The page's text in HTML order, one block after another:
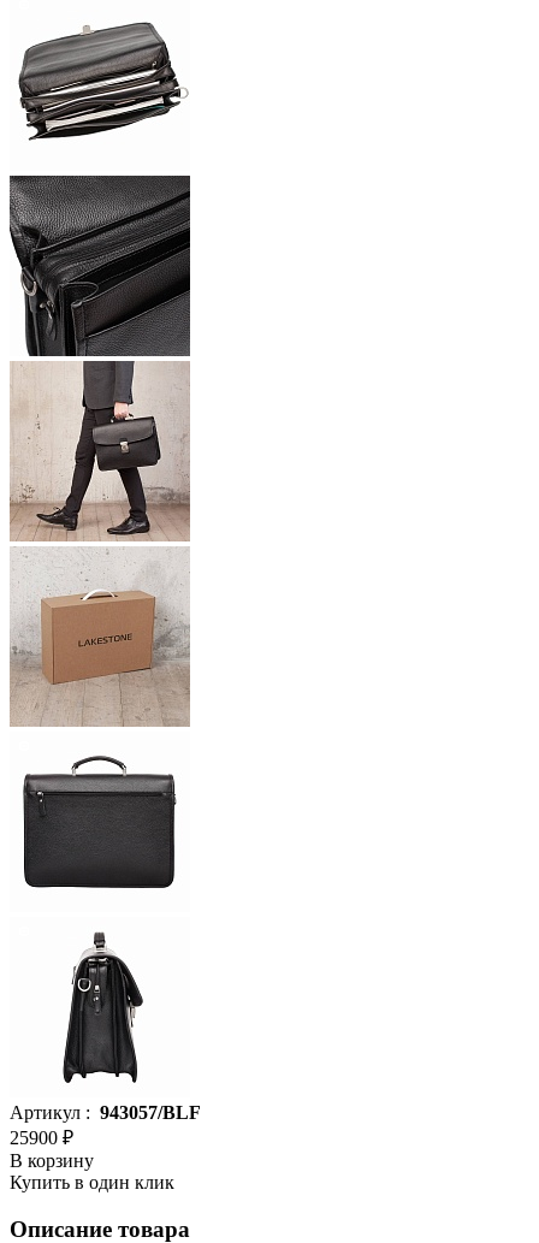
Артикул : 943057/BLF
25900 ₽
В корзину
Купить в один клик
Описание товара